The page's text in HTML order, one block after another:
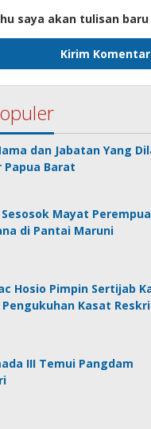
saya akan tulisan
dan Jabatan Yang
Papua Barat
Mayat
di Pantai Maruni
Hosio Pimpin Sertijab
Kasat
III Temui Pangdam